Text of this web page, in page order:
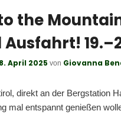
the
April 2025 von Giovanna
direkt an der Bergstation
mal entspannt genießen